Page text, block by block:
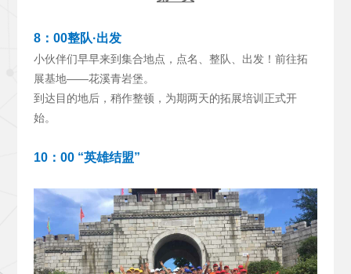
8：00整队·出发
小伙伴们早早来到集合地点，点名、整队、出发！前往拓
展基地——花溪青岩堡。
到达目的地后，稍作整顿，为期两天的拓展培训正式开
始。
10：00 “英雄结盟”